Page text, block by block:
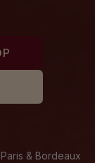
& Bordeaux
d'ateliers